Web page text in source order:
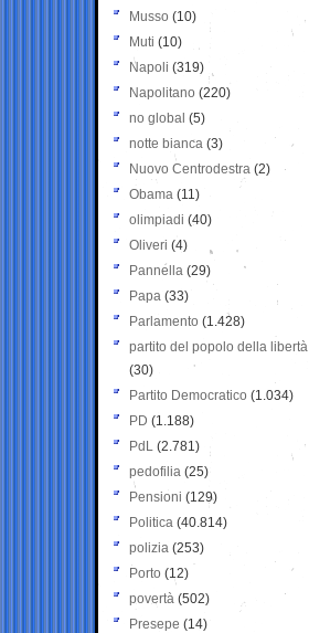
Musso (10)
Muti (10)
Napoli (319)
Napolitano (220)
no global (5)
notte bianca (3)
Nuovo Centrodestra (2)
Obama (11)
olimpiadi (40)
Oliveri (4)
Pannella (29)
Papa (33)
Parlamento (1.428)
partito del popolo della libertà
(30)
Partito Democratico (1.034)
PD (1.188)
PdL (2.781)
pedofilia (25)
Pensioni (129)
Politica (40.814)
polizia (253)
Porto (12)
povertà (502)
Presepe (14)